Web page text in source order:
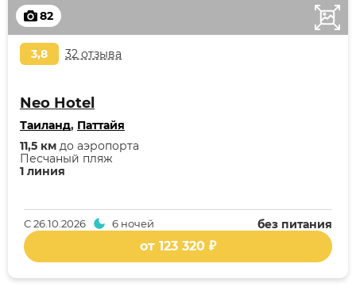
82
3,8 32 отзыва
Neo Hotel
Таиланд, Паттайя
1 линия
Песчаный пляж
11,5 км до аэропорта
без питания
С26.10.2026 6 ночей
от 123 320 ₽